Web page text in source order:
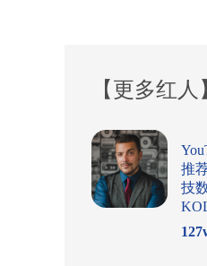
【更多红人】
推
技
127